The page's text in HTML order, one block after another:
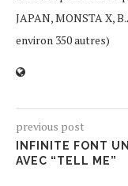
JAPAN, MONSTA X,
environ 350 autres)
previous post
INFINITE FONT
AVEC “TELL ME”